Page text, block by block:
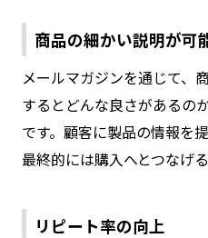
商品の細かい説明が可
メールマガジンを通じて、
するとどんな良さがあるの
です。顧客に製品の情報を
最終的には購入へとつなげ
リピート率の向上